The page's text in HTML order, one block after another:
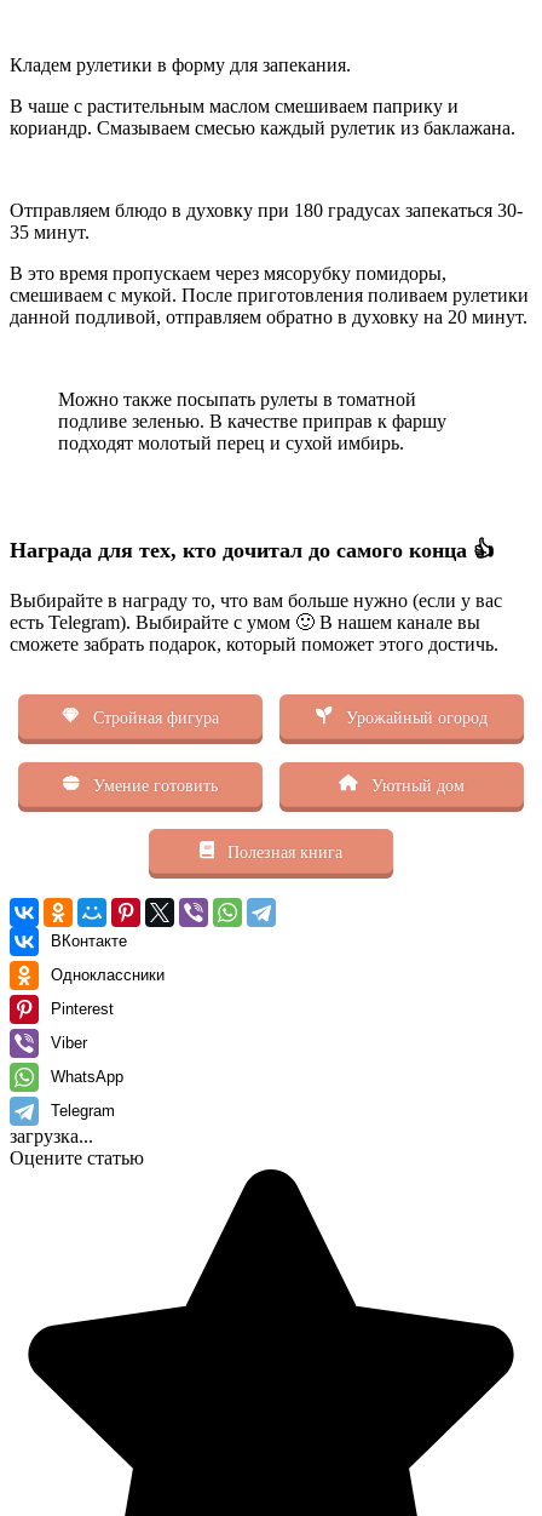
Кладем рулетики в форму для запекания.
В чаше с растительным маслом смешиваем паприку и
кориандр. Смазываем смесью каждый рулетик из баклажана.
Отправляем блюдо в духовку при 180 градусах запекаться 30-
35 минут.
В это время пропускаем через мясорубку помидоры,
смешиваем с мукой. После приготовления поливаем рулетики
данной подливой, отправляем обратно в духовку на 20 минут.
Можно также посыпать рулеты в томатной
подливе зеленью. В качестве приправ к фаршу
подходят молотый перец и сухой имбирь.
Награда для тех, кто дочитал до самого конца 👍
Выбирайте в награду то, что вам больше нужно (если у вас
есть Telegram). Выбирайте с умом 🙂 В нашем канале вы
сможете забрать подарок, который поможет этого достичь.
Стройная фигура Урожайный огород
Умение готовить Уютный дом
Полезная книга
ВКонтакте
Одноклассники
Pinterest
Viber
WhatsApp
Telegram
загрузка...
Оцените статью